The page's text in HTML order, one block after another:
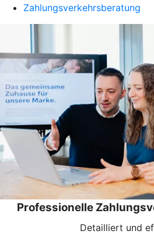
Zahlungsverkehrsberatung
Professionelle
Detailliert und